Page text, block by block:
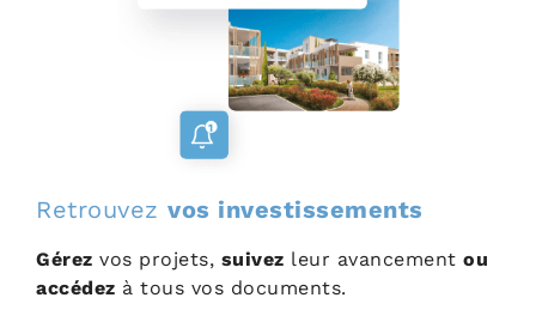
Retrouvez vos investissements
Gérez vos projets, suivez leur avancement ou
accédez à tous vos documents.